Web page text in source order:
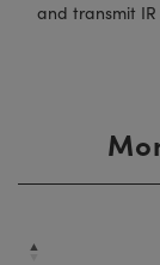
and transmit